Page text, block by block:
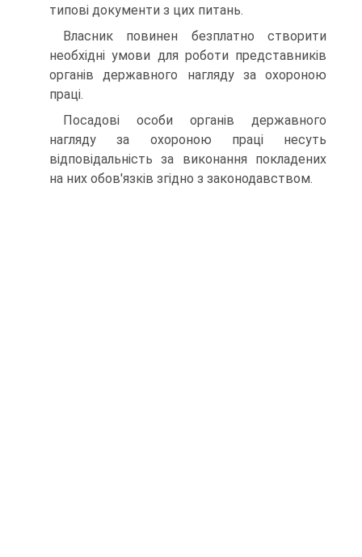
типові документи з цих питань.
Власник повинен безплатно створити
необхідні умови для роботи представників
органів державного нагляду за охороною
праці.
Посадові особи органів державного
нагляду за охороною праці несуть
відповідальність за виконання покладених
на них обов'язків згідно з законодавством.